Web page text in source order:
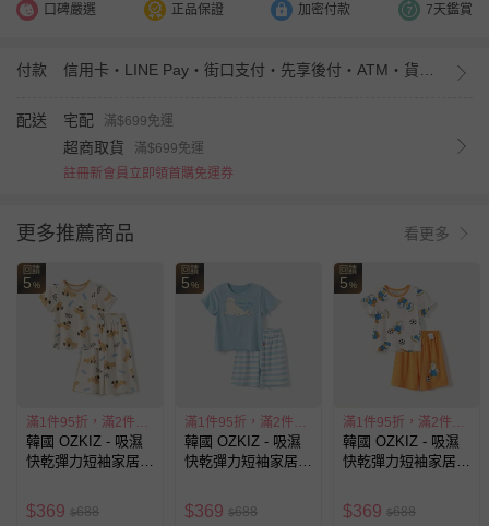
口碑嚴選 正品保證 加密付款 7天鑑賞
付款
配送 宅配 滿$699免運
超商取貨
滿$699免運
註冊新會員立即領首購免運券
更多推薦商品 看更多
回饋
5 %
滿1件95折，滿2件88折
韓國 OZKIZ - 吸濕
快乾彈力短袖家居
$369 $688
回饋
5 %
滿1件95折，滿2件88折
韓國 OZKIZ - 吸濕
快乾彈力短袖家居
$369 $688
回饋
5 %
滿1件95折，滿2件88折
韓國 OZKIZ - 吸濕
快乾彈力短袖家居
$369 $688